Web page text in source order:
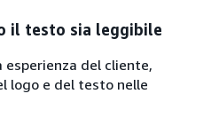
il testo sia leggibile
esperienza del cliente,
logo e del testo nelle